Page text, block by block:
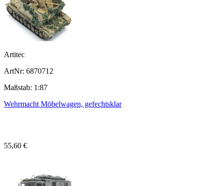
Artitec
ArtNr: 6870712
Maßstab: 1:87
Wehrmacht Möbelwagen, gefechtsklar
55,60 €